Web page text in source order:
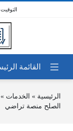
الرئيسية » الخدمات »
الصلح منصة تراضي